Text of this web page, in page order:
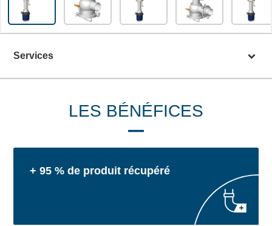
Services
LES BÉNÉFICES
+ 95 % de produit récupéré